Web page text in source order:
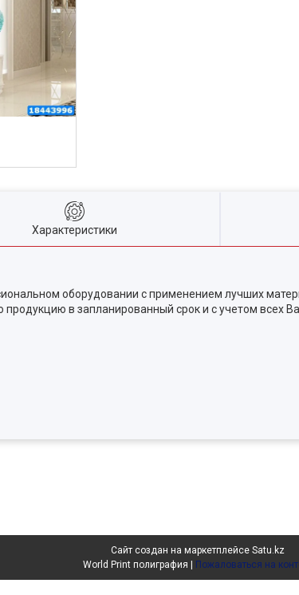
Характеристики
оборудовании с применением лучших
в запланированный срок и с учетом всех
Сайт создан на маркетплейсе Satu.kz
Пожаловаться на